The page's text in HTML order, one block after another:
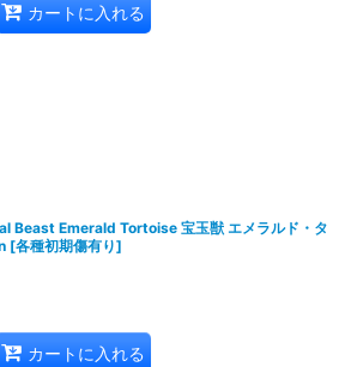
カートに入れる
Beast Emerald Tortoise 宝玉獣 エメラルド・タ
[各種初期傷有り]
カートに入れる